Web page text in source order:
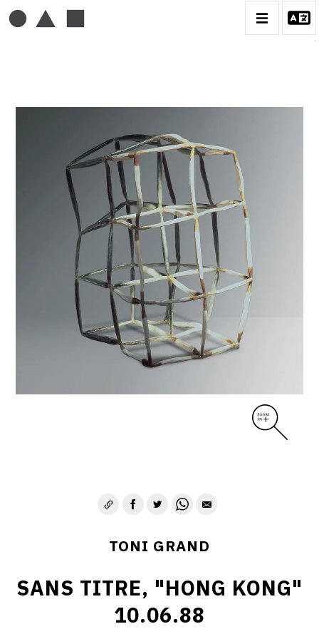
TONI GRAND
BIOGRAPHIE
CATALOGUE DES OEUVRES
CONTACT
TONI GRAND
SANS TITRE, "HONG KONG"
10.06.88